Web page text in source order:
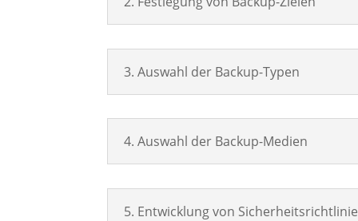
3. Auswahl der Backup-Typen
4. Auswahl der Backup-Medien
5. Entwicklung von